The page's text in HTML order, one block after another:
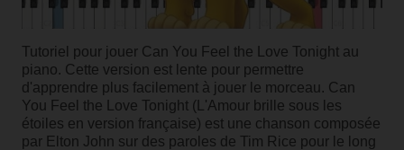
Tutoriel pour jouer Can You Feel the Love Tonight au
piano. Cette version est lente pour permettre
d'apprendre plus facilement à jouer le morceau. Can
You Feel the Love Tonight (L'Amour brille sous les
étoiles en version française) est une chanson composée
par Elton John sur des paroles de Tim Rice pour le long